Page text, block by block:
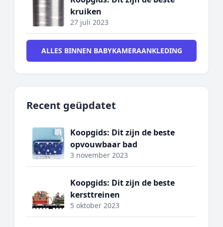
kruiken
27 juli 2023
ALLES BINNEN BABYKAMERAANKLEDING
Recent geüpdatet
Koopgids: Dit zijn de beste
opvouwbaar bad
3 november 2023
Koopgids: Dit zijn de beste
kersttreinen
5 oktober 2023